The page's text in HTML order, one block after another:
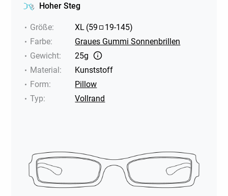
Hoher Steg
Größe: XL (59 19-145)
Farbe:
Graues Gummi Sonnenbrillen
Gewicht:
25g
Material:
Kunststoff
Form:
Pillow
Typ: Vollrand